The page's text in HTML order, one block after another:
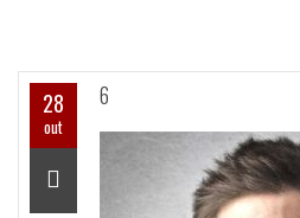
28
out
6